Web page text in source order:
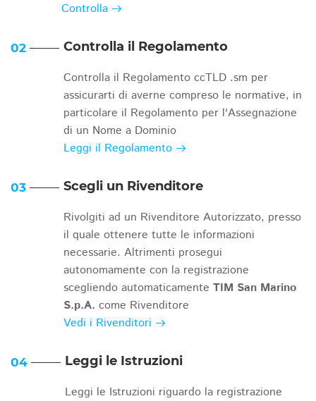
Controlla
02 Controlla il Regolamento
Controlla il Regolamento ccTLD .sm per
assicurarti di averne compreso le normative, in
particolare il Regolamento per l'Assegnazione
di un Nome a Dominio
Leggi il Regolamento
03 Scegli un Rivenditore
Rivolgiti ad un Rivenditore Autorizzato, presso
il quale ottenere tutte le informazioni
necessarie. Altrimenti prosegui
autonomamente con la registrazione
scegliendo automaticamente TIM San Marino
S.p.A. come Rivenditore
Vedi i Rivenditori
04 Leggi le Istruzioni
Leggi le Istruzioni riguardo la registrazione